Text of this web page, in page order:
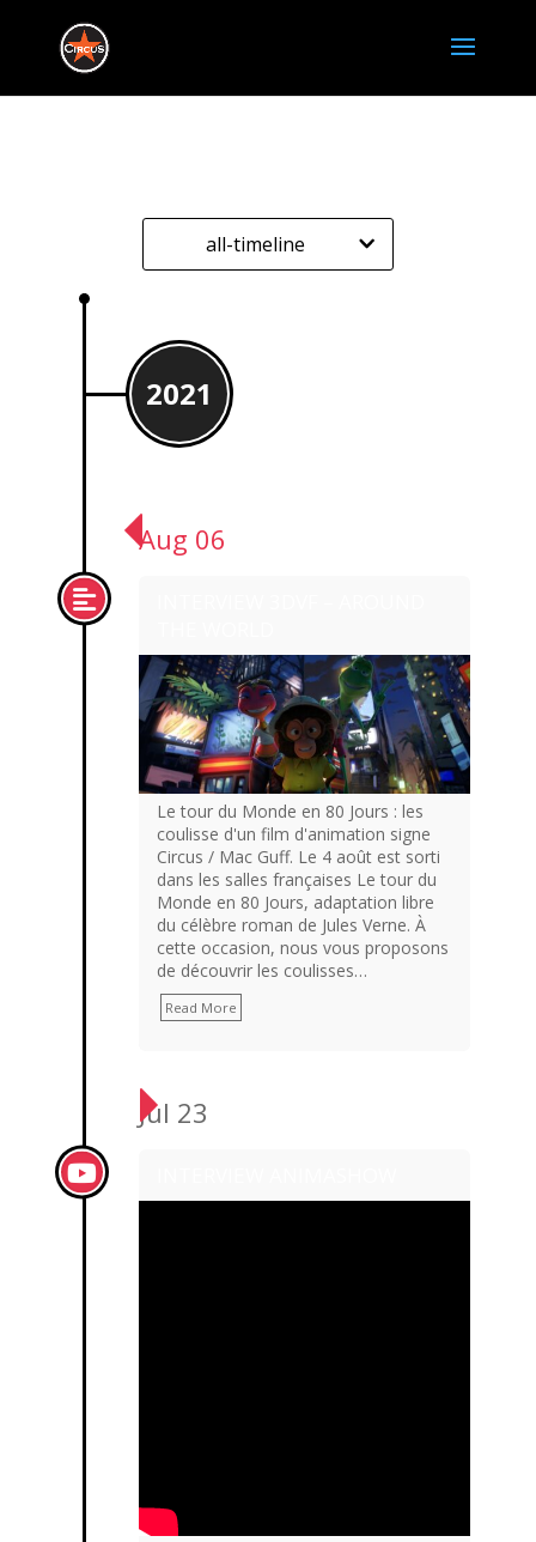
all-timeline
2021
Aug 06
Le tour du Monde en 80 Jours : les
coulisse d'un film d'animation signe
Circus / Mac Guff. Le 4 août est sorti
dans les salles françaises Le tour du
Monde en 80 Jours, adaptation libre
du célèbre roman de Jules Verne. À
cette occasion, nous vous proposons
de découvrir les coulisses…
Read More
Jul 23